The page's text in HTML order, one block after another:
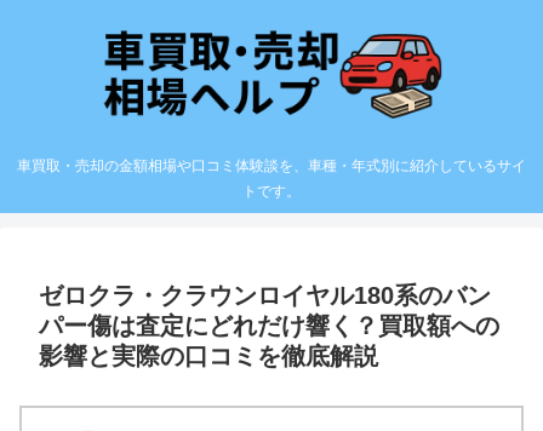
車買取・売却の金額相場や口コミ体験談を、車種・年式別に紹介しているサイ
トです。
ゼロクラ・クラウンロイヤル180系のバン
パー傷は査定にどれだけ響く？買取額への
影響と実際の口コミを徹底解説